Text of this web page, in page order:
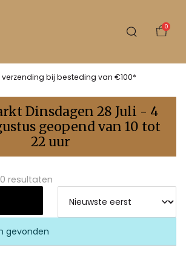
0
verzending bij besteding van €100*
Dinsdagen 28 Juli - 4
geopend van 10 tot
22 uur
0 resultaten
gevonden